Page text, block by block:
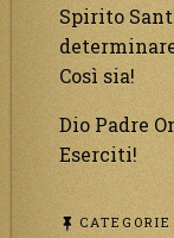
Spirito
Così sia!
Dio Padre
Eserciti!
CATEGORIE